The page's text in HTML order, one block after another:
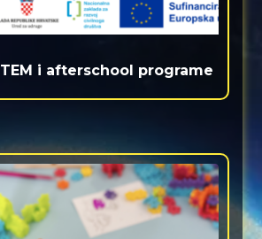
i afterschool programe